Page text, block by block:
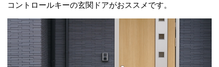
コントロールキーの玄関ドアがおススメです。